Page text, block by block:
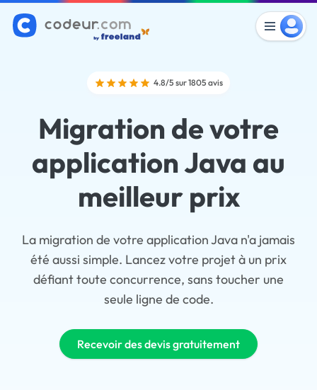
4.8/5 sur 1805 avis
Migration de votre
application Java au
meilleur prix
La migration de votre application Java n'a jamais
été aussi simple. Lancez votre projet à un prix
défiant toute concurrence, sans toucher une
seule ligne de code.
Recevoir des devis gratuitement